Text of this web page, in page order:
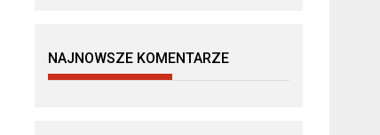
NAJNOWSZE KOMENTARZE